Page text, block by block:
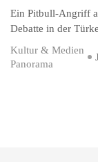
Ein Pitbull-Angriff
Debatte in der
Kultur & Medien
Panorama